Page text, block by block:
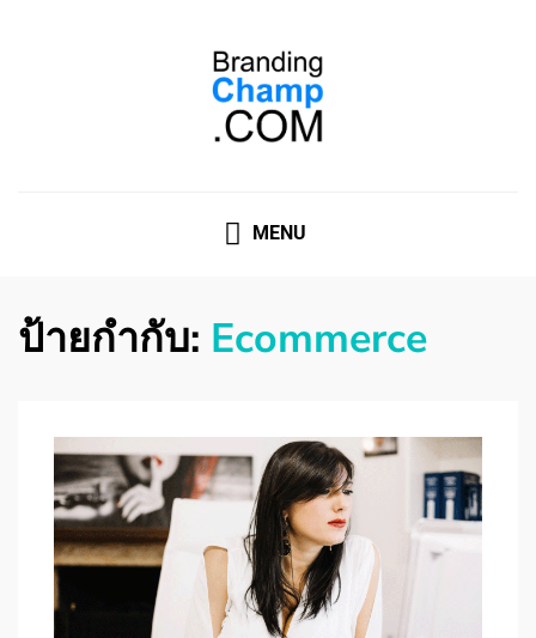
MENU
ป้ายกำกับ: Ecommerce